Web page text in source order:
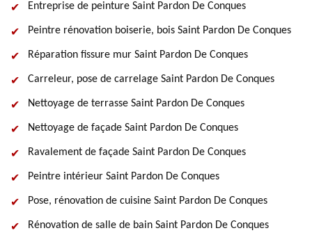
Entreprise de peinture Saint Pardon De Conques
Peintre rénovation boiserie, bois Saint Pardon De Conques
Réparation fissure mur Saint Pardon De Conques
Carreleur, pose de carrelage Saint Pardon De Conques
Nettoyage de terrasse Saint Pardon De Conques
Nettoyage de façade Saint Pardon De Conques
Ravalement de façade Saint Pardon De Conques
Peintre intérieur Saint Pardon De Conques
Pose, rénovation de cuisine Saint Pardon De Conques
Rénovation de salle de bain Saint Pardon De Conques